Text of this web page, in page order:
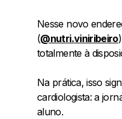
Nesse novo
(@nutri.viniribeiro
totalmente à
Na prática, isso
cardiologista: a
aluno.